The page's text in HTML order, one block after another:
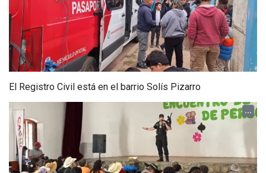
El Registro Civil está en el barrio Solís Pizarro
...